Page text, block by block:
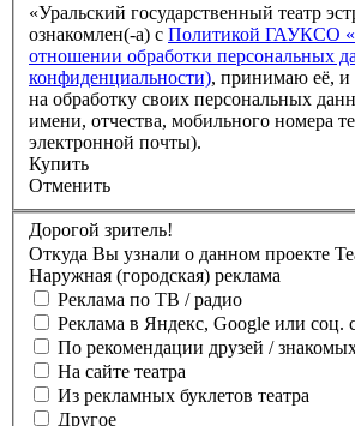
«Уральский государственный театр
ознакомлен(-а) с Политикой ГАУКСО
отношении обработки персональных
конфиденциальности), принимаю её, и даю своё согласие
на обработку своих персональных
имени, отчества, мобильного номера
электронной почты).
Купить
Отменить
Дорогой зритель!
Откуда Вы узнали о данном проекте
Наружная (городская) реклама
Реклама по ТВ / радио
Реклама в Яндекс, Google или соц.
По рекомендации друзей /
На сайте театра
Из рекламных буклетов театра
Другое